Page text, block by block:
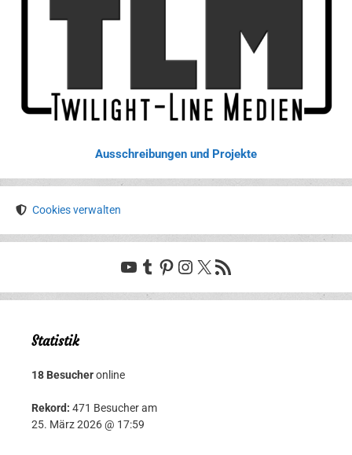
Ausschreibungen und Projekte
Cookies verwalten
YouTube
Tumblr
Pinterest
Instagram
X RSS-Feed
Statistik
18 Besucheronline
Rekord: 471 Besucher am
25. März 2026 @ 17:59